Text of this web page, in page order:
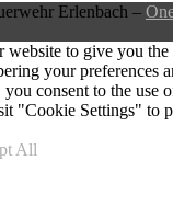
Erlenbach –
website to give you the
your preferences
consent to the use
"Cookie Settings" to
All